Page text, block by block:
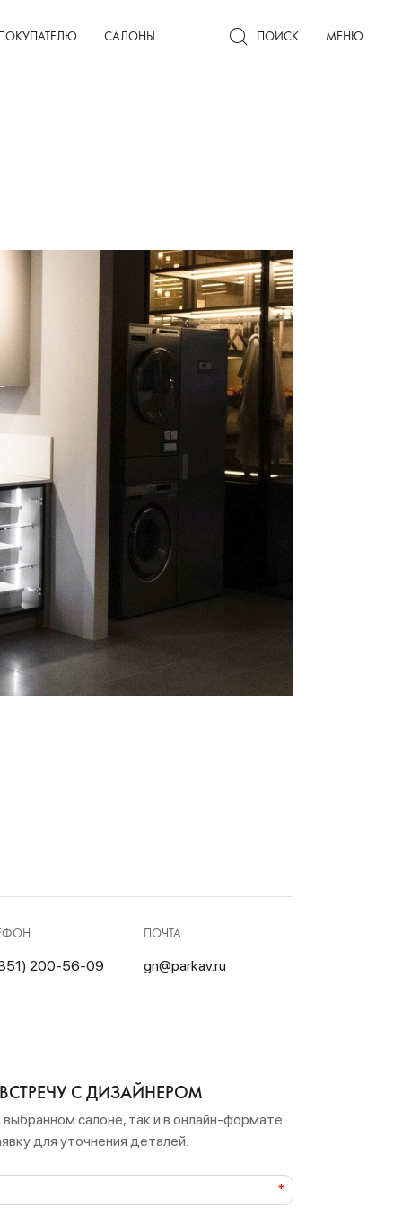
САЛОНЫ ПОИСК МЕНЮ
200-56-09
ПОЧТА
gn@parkav.ru
С ДИЗАЙНЕРОМ
салоне, так и в онлайн-формате.
для уточнения деталей.
*